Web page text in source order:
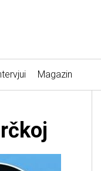
Magazin